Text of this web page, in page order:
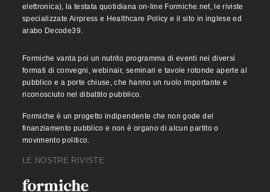
elettronica), la testata quotidiana on-line Formiche.net, le riviste
specializzate Airpress e Healthcare Policy e il sito in inglese ed
arabo Decode39.
Formiche vanta poi un nutrito programma di eventi nei diversi
formati di convegni, webinair, seminari e tavole rotonde aperte al
pubblico e a porte chiuse, che hanno un ruolo importante e
riconosciuto nel dibattito pubblico.
Formiche è un progetto indipendente che non gode del
finanziamento pubblico e non è organo di alcun partito o
movimento politico.
LE NOSTRE RIVISTE